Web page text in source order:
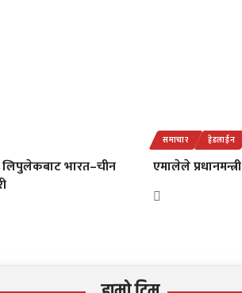
भारत–चीन
समाचार हेडलाईन
एमालेले